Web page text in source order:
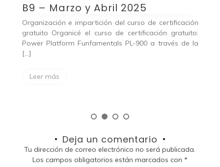
B9 – Marzo y Abril 2025
Organización e impartición del curso de certificación
gratuito Organicé el curso de certificación gratuito:
Power Platform Funfamentals PL-900 a través de la
[…]
Leer más
Deja un comentario
Tu dirección de correo electrónico no será publicada.
Los campos obligatorios están marcados con *